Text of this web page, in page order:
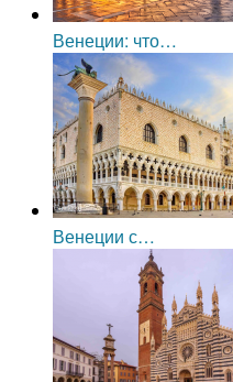
Венеции: что…
Венеции с…